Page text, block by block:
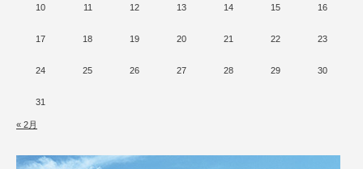
10 11 12 13 14 15 16
17 18 19 20 21 22 23
24 25 26 27 28 29 30
31
« 2月